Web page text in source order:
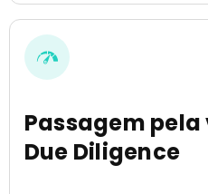
Passagem
Due Diligence